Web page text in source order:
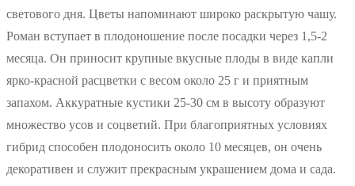
светового дня. Цветы напоминают широко раскрытую чашу.
Роман вступает в плодоношение после посадки через 1,5-2
месяца. Он приносит крупные вкусные плоды в виде капли
ярко-красной расцветки с весом около 25 г и приятным
запахом. Аккуратные кустики 25-30 см в высоту образуют
множество усов и соцветий. При благоприятных условиях
гибрид способен плодоносить около 10 месяцев, он очень
декоративен и служит прекрасным украшением дома и сада.